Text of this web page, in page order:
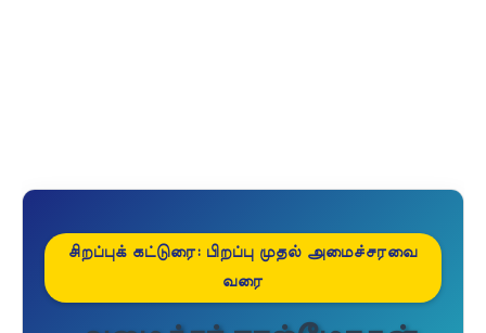
சிறப்புக் கட்டுரை: பிறப்பு முதல் அமைச்சரவை
வரை